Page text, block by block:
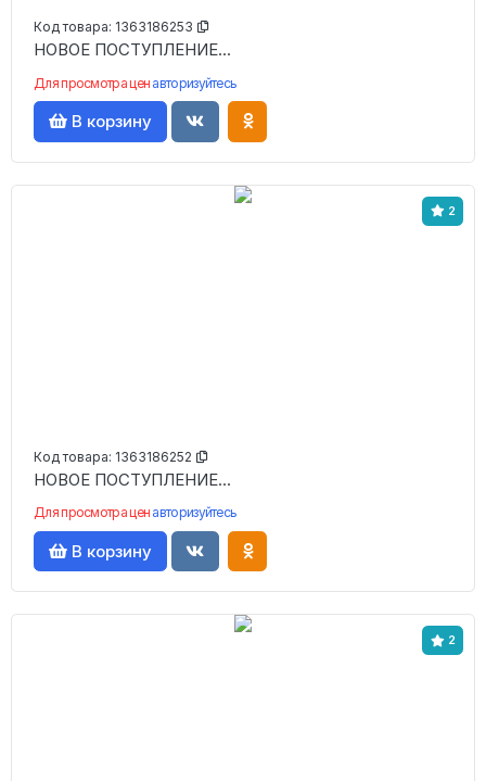
Код товара: 1363186253
НОВОЕ ПОСТУПЛЕНИЕ...
Для просмотра цен авторизуйтесь
В корзину
2
Код товара: 1363186252
НОВОЕ ПОСТУПЛЕНИЕ...
Для просмотра цен авторизуйтесь
В корзину
2